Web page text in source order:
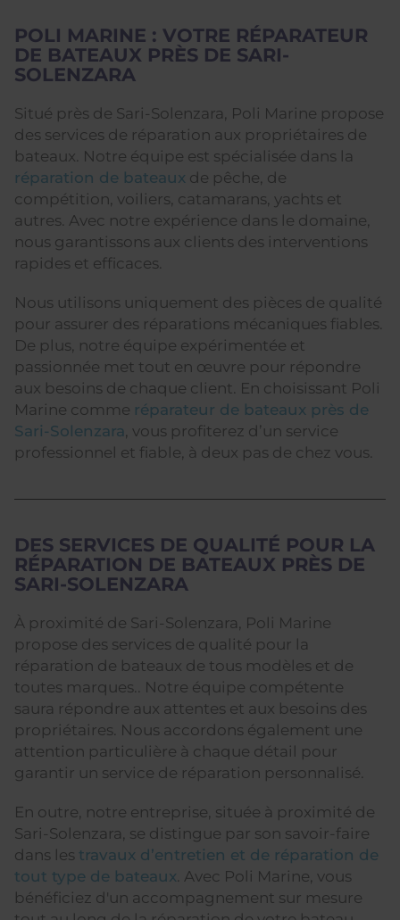
POLI MARINE : VOTRE RÉPARATEUR
DE BATEAUX PRÈS DE SARI-
SOLENZARA
Situé près de Sari-Solenzara, Poli Marine propose
des services de réparation aux propriétaires de
bateaux. Notre équipe est spécialisée dans la
réparation de bateaux de pêche, de
compétition, voiliers, catamarans, yachts et
autres. Avec notre expérience dans le domaine,
nous garantissons aux clients des interventions
rapides et efficaces.
Nous utilisons uniquement des pièces de qualité
pour assurer des réparations mécaniques fiables.
De plus, notre équipe expérimentée et
passionnée met tout en œuvre pour répondre
aux besoins de chaque client. En choisissant Poli
Marine comme réparateur de bateaux près de
Sari-Solenzara , vous profiterez d’un service
professionnel et fiable, à deux pas de chez vous.
DES SERVICES DE QUALITÉ POUR LA
RÉPARATION DE BATEAUX PRÈS DE
SARI-SOLENZARA
À proximité de Sari-Solenzara, Poli Marine
propose des services de qualité pour la
réparation de bateaux de tous modèles et de
toutes marques.. Notre équipe compétente
saura répondre aux attentes et aux besoins des
propriétaires. Nous accordons également une
attention particulière à chaque détail pour
garantir un service de réparation personnalisé.
En outre, notre entreprise, située à proximité de
Sari-Solenzara, se distingue par son savoir-faire
dans les travaux d’entretien et de réparation de
tout type de bateaux . Avec Poli Marine, vous
bénéficiez d'un accompagnement sur mesure